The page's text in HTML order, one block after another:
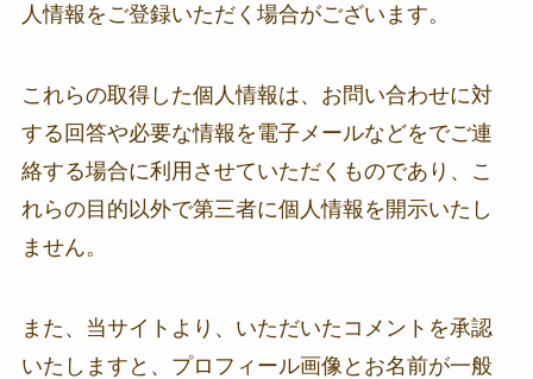
人情報をご登録いただく場合がございます。
これらの取得した個人情報は、お問い合わせに対
する回答や必要な情報を電子メールなどをでご連
絡する場合に利用させていただくものであり、こ
れらの目的以外で第三者に個人情報を開示いたし
ません。
また、当サイトより、いただいたコメントを承認
いたしますと、プロフィール画像とお名前が一般